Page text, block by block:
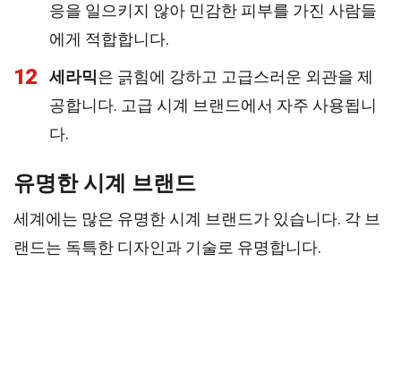
응을 일으키지 않아 민감한 피부를 가진 사람들
에게 적합합니다.
12 세라믹은 긁힘에 강하고 고급스러운 외관을 제
공합니다. 고급 시계 브랜드에서 자주 사용됩니
다.
유명한 시계 브랜드
세계에는 많은 유명한 시계 브랜드가 있습니다. 각 브
랜드는 독특한 디자인과 기술로 유명합니다.